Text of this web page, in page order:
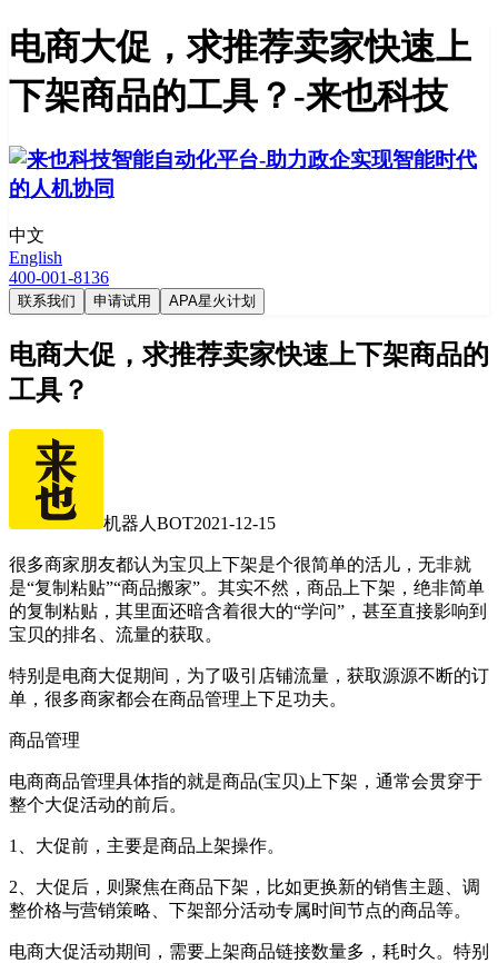
电商大促，求推荐卖家快速上
下架商品的工具？-来也科技
中文
English
400-001-8136
联系我们 申请试用 APA星火计划
电商大促，求推荐卖家快速上下架商品的
工具？
机器人BOT2021-12-15
很多商家朋友都认为宝贝上下架是个很简单的活儿，无非就
是“复制粘贴”“商品搬家”。其实不然，商品上下架，绝非简单
的复制粘贴，其里面还暗含着很大的“学问”，甚至直接影响到
宝贝的排名、流量的获取。
特别是电商大促期间，为了吸引店铺流量，获取源源不断的订
单，很多商家都会在商品管理上下足功夫。
商品管理
电商商品管理具体指的就是商品(宝贝)上下架，通常会贯穿于
整个大促活动的前后。
1、大促前，主要是商品上架操作。
2、大促后，则聚焦在商品下架，比如更换新的销售主题、调
整价格与营销策略、下架部分活动专属时间节点的商品等。
电商大促活动期间，需要上架商品链接数量多，耗时久。特别